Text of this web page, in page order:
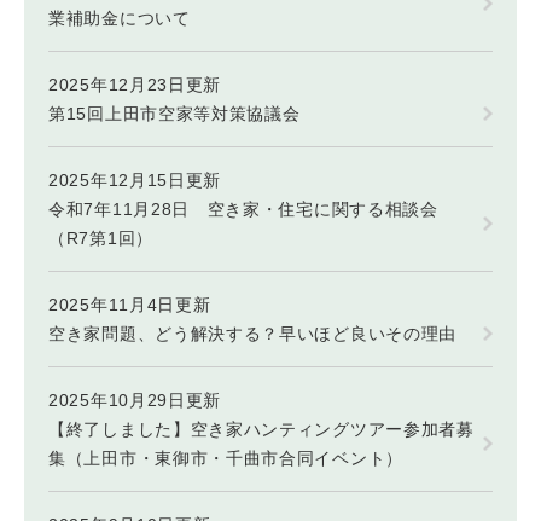
業補助金について
2025年12月23日更新
第15回上田市空家等対策協議会
2025年12月15日更新
令和7年11月28日 空き家・住宅に関する相談会
（R7第1回）
2025年11月4日更新
空き家問題、どう解決する？早いほど良いその理由
2025年10月29日更新
【終了しました】空き家ハンティングツアー参加者募
集（上田市・東御市・千曲市合同イベント）